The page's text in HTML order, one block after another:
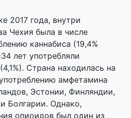
2017 года, внутри
Чехия была в числе
каннабиса (19,4%
лет употребляли
Страна находилась на
амфетамина
Эстонии, Финляндии,
Болгарии. Однако,
опиоидов был один из